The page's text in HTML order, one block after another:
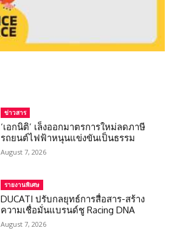
ข่าวสาร
‘เอกนิติ’ เล็งออกมาตรการใหม่ลดภาษี
รถยนต์ไฟฟ้าหนุนแข่งขันเป็นธรรม
August 7, 2026
รายงานพิเศษ
DUCATI ปรับกลยุทธ์การสื่อสาร-สร้าง
ความเชื่อมั่นแบรนด์ชู Racing DNA
August 7, 2026